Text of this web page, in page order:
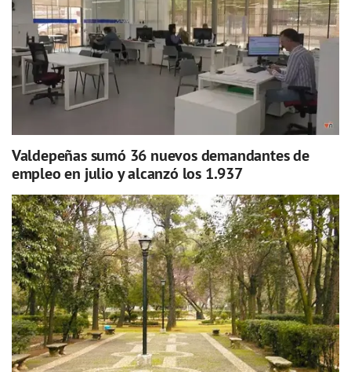
Valdepeñas sumó 36 nuevos demandantes de
empleo en julio y alcanzó los 1.937